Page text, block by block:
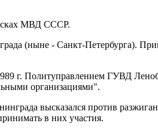
МВД СССР.
(ныне - Санкт-Петербурга).
г. Политуправлением ГУВД
организациями".
высказался против
в них участия.